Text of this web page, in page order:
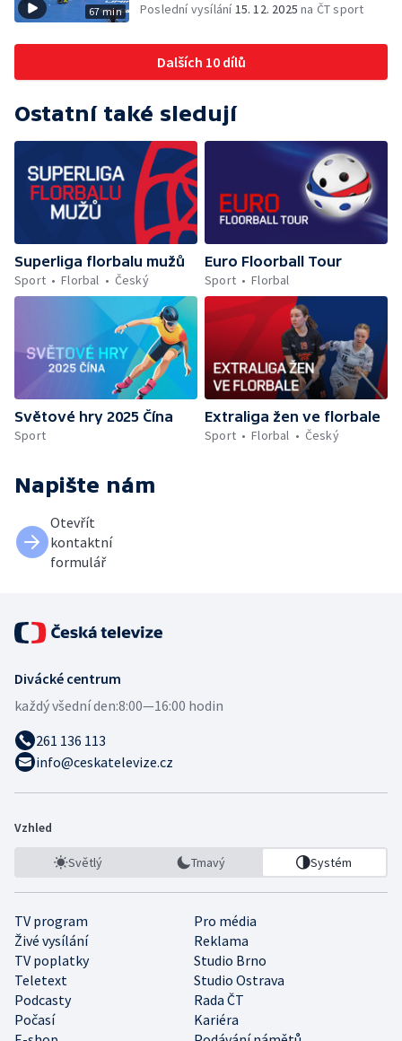
67 min
Poslední vysílání15. 12. 2025 na ČT sport
Dalších 10 dílů
Ostatní také sledují
Superliga florbalu mužů
Sport
Florbal Český
Euro Floorball Tour
Sport
Florbal
Světové hry 2025 Čína
Sport
Extraliga žen ve florbale
Sport
Florbal Český
Napište nám
Otevřít
kontaktní
formulář
Divácké centrum
každý všední den:8:00—16:00 hodin
261 136 113
info@ceskatelevize.cz
Vzhled
Světlý Tmavý Systém
TV program
Pro média
Živé vysílání
Reklama
TV poplatky
Studio Brno
Teletext
Studio Ostrava
Podcasty
Rada ČT
Počasí
Kariéra